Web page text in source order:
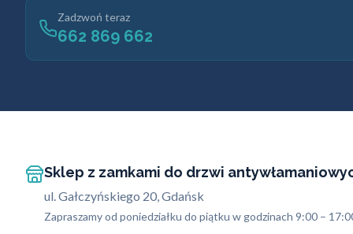
Zadzwoń teraz
662 869 662
Sklep z zamkami do drzwi
ul. Gałczyńskiego 20, Gdańsk
Zapraszamy od poniedziałku do piątku w godzinach 9:00 –